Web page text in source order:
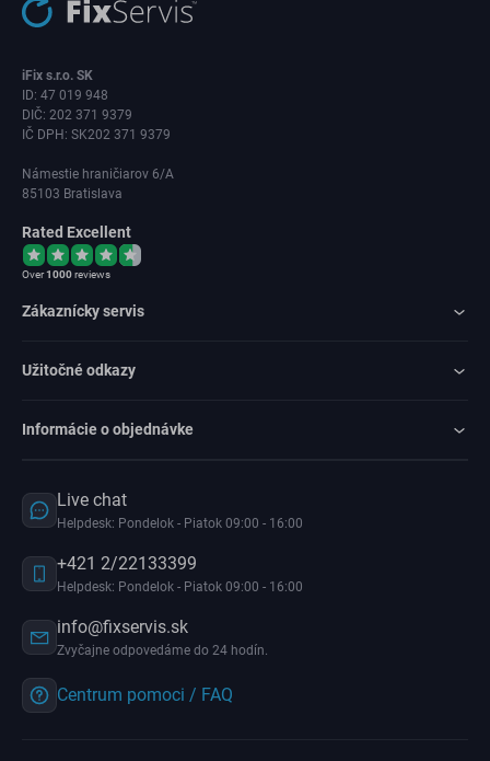
iFix s.r.o. SK
ID: 47 019 948
DIČ: 202 371 9379
IČ DPH: SK202 371 9379
Námestie hraničiarov 6/A
85103 Bratislava
Rated Excellent
Over1000reviews
Zákaznícky servis
Užitočné odkazy
Informácie o objednávke
Live chat
Helpdesk: Pondelok - Piatok 09:00 - 16:00
+421 2/22133399
Helpdesk: Pondelok - Piatok 09:00 - 16:00
info@fixservis.sk
Zvyčajne odpovedáme do 24 hodín.
Centrum pomoci / FAQ